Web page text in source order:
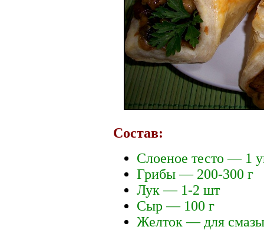
Состав:
Слоеное тесто — 1
Грибы — 200-300 г
Лук — 1-2 шт
Сыр — 100 г
Желток — для